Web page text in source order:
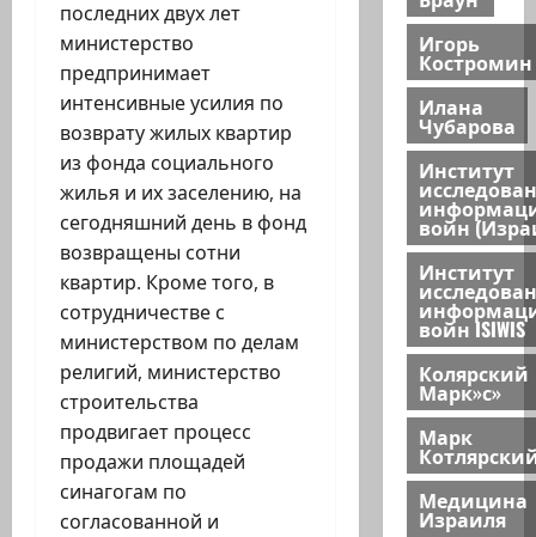
последних двух лет
министерство
предпринимает
интенсивные усилия по
возврату жилых квартир
из фонда социального
жилья и их заселению, на
сегодняшний день в фонд
возвращены сотни
квартир. Кроме того, в
сотрудничестве с
министерством по делам
религий, министерство
строительства
продвигает процесс
продажи площадей
синагогам по
согласованной и
Игорь
Костромин
Илана
Чубарова
Институт
войн
Институт
войн ISIWIS
Колярский
Марк»с»
Марк
Медицина
Израиля